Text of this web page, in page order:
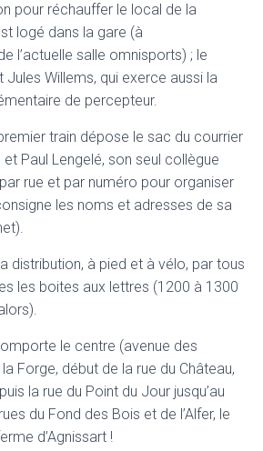
pour réchauffer le local de la
logé dans la gare (à
l’actuelle salle omnisports) ; le
Jules Willems, qui exerce aussi la
de percepteur.
train dépose le sac du courrier
et Paul Lengelé, son seul collègue
rue et par numéro pour organiser
les noms et adresses de sa
distribution, à pied et à vélo, par tous
les boites aux lettres (1200 à 1300
le centre (avenue des
Forge, début de la rue du Château,
la rue du Point du Jour jusqu’au
du Fond des Bois et de l’Alfer, le
d’Agnissart !